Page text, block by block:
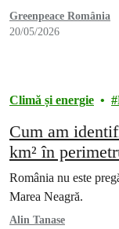
Greenpeace România
20/05/2026
Climă și energie
Cum am
km² în
autoritățile au
România nu este
Marea Neagră.
Alin Tanase